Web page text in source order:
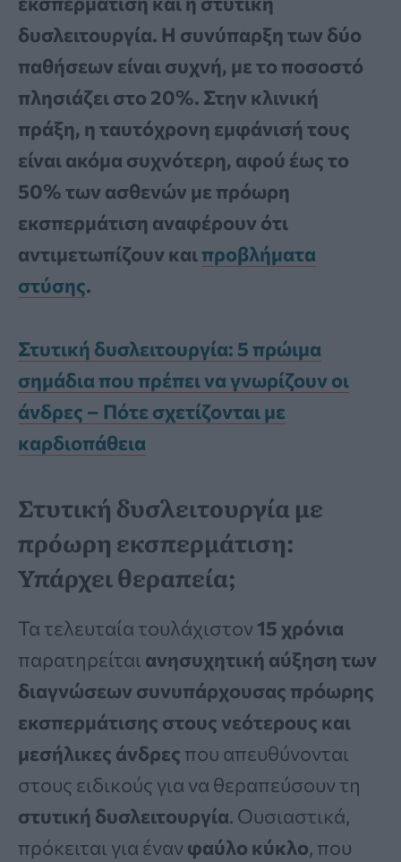
δυσλειτουργία. Η συνύπαρξη των δύο
παθήσεων είναι συχνή, με το ποσοστό
πλησιάζει στο 20%. Στην κλινική
πράξη, η ταυτόχρονη εμφάνισή τους
είναι ακόμα συχνότερη, αφού έως το
50% των ασθενών με πρόωρη
εκσπερμάτιση αναφέρουν ότι
αντιμετωπίζουν καιπροβλήματα
στύσης.
Στυτική δυσλειτουργία: 5 πρώιμα
σημάδια που πρέπει να γνωρίζουν οι
άνδρες – Πότε σχετίζονται με
καρδιοπάθεια
Στυτική δυσλειτουργία με
πρόωρη εκσπερμάτιση:
Υπάρχει θεραπεία;
Τα τελευταία τουλάχιστον 15 χρόνια
παρατηρείται ανησυχητική αύξηση των
διαγνώσεων συνυπάρχουσας πρόωρης
εκσπερμάτισης στους νεότερους και
μεσήλικες άνδρες που απευθύνονται
στους ειδικούς για να θεραπεύσουν τη
στυτική δυσλειτουργία. Ουσιαστικά,
πρόκειται για έναν φαύλο κύκλο, που